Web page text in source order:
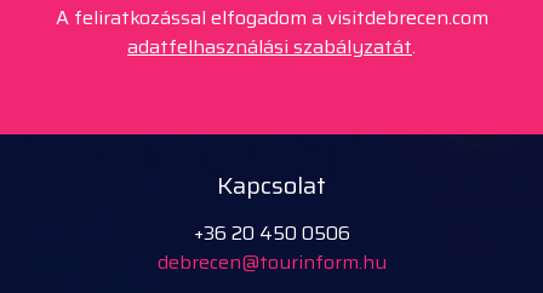
A feliratkozással elfogadom a visitdebrecen.com
adatfelhasználási szabályzatát.
Kapcsolat
+36 20 450 0506
debrecen@tourinform.hu